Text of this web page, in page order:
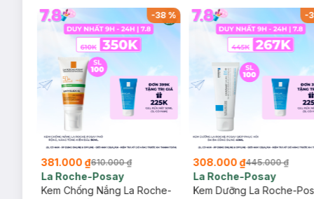
-38%
381.000 ₫610.000 ₫
La Roche-Posay
Kem Chống Nắng La Roche-
-
308.000 ₫445.000 ₫
La Roche-Posay
Kem Dưỡng La Roche-